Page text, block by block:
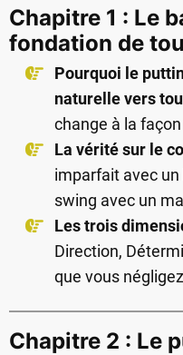
Chapitre 1 : Le
fondation de
Pourquoi le
naturelle vers
change à la
La vérité sur le
imparfait avec
swing avec un
Les trois
Direction,
que vous
Chapitre 2 : Le